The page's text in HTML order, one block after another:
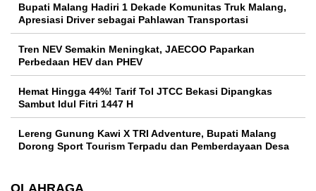
Bupati Malang Hadiri 1 Dekade Komunitas Truk Malang,
Apresiasi Driver sebagai Pahlawan Transportasi
Tren NEV Semakin Meningkat, JAECOO Paparkan
Perbedaan HEV dan PHEV
Hemat Hingga 44%! Tarif Tol JTCC Bekasi Dipangkas
Sambut Idul Fitri 1447 H
Lereng Gunung Kawi X TRI Adventure, Bupati Malang
Dorong Sport Tourism Terpadu dan Pemberdayaan Desa
OLAHRAGA